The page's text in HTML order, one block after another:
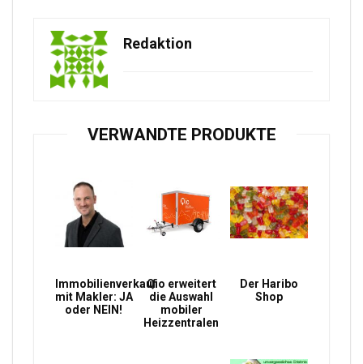
Redaktion
VERWANDTE PRODUKTE
Immobilienverkauf
mit Makler: JA
oder NEIN!
Qio erweitert
die Auswahl
mobiler
Heizzentralen
Der Haribo
Shop